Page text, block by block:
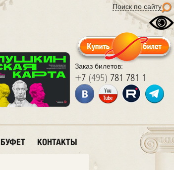
Поиск по сайту
Заказ билетов:
+7 (495) 781 781 1
БУФЕТ КОНТАКТЫ